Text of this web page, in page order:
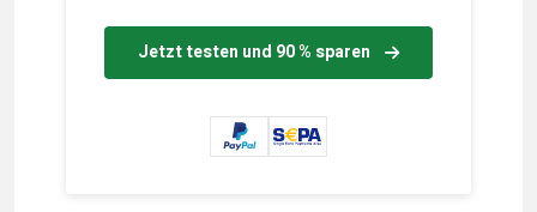
Jetzt testen und 90 % sparen